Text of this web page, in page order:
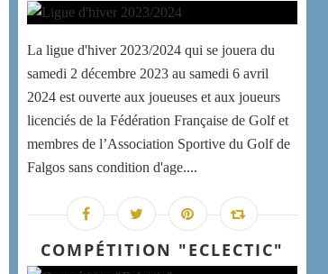
La ligue d'hiver 2023/2024 qui se jouera du
samedi 2 décembre 2023 au samedi 6 avril
2024 est ouverte aux joueuses et aux joueurs
licenciés de la Fédération Française de Golf et
membres de l’Association Sportive du Golf de
Falgos sans condition d'age....
COMPÉTITION "ECLECTIC"